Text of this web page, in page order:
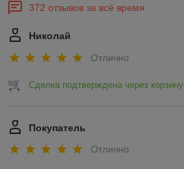
372 отзывов за всё время
Николай
Отлично
Сделка подтверждена через корзину
Покупатель
Отлично